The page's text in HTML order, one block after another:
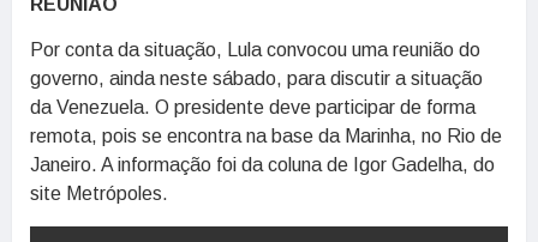
Por conta da situação, Lula convocou uma reunião do
governo, ainda neste sábado, para discutir a situação
da Venezuela. O presidente deve participar de forma
remota, pois se encontra na base da Marinha, no Rio de
Janeiro. A informação foi da coluna de Igor Gadelha, do
site Metrópoles.